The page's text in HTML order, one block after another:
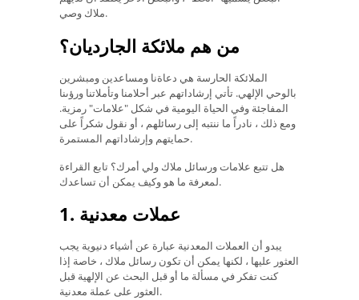
ملاك وصي.
من هم ملائكة الجارديان؟
الملائكة الحارسة هي دعاةنا ومساعدين ومبشرين
بالوحي الإلهي. تأتي إرشاداتهم عبر أحلامنا وتأملاتنا ورؤىنا
المفاجئة وفي الحياة اليومية في شكل "علامات" رمزية.
ومع ذلك ، نادراً ما ننتبه إلى رسائلهم ، أو نقول شكراً على
حمايتهم وإرشاداتهم المستمرة.
هل تتبع علامات ورسائل ملاك ولي أمرك؟ تابع القراءة
لمعرفة ما هو وكيف يمكن أن تساعدك.
1. عملات معدنية
يبدو أن العملات المعدنية عبارة عن أشياء دنيوية يجب
العثور عليها ، لكنها يمكن أن تكون رسائل ملاك ، خاصة إذا
كنت تفكر في مسألة ما أو قبل البحث عن الإلهية قبل
العثور على عملة معدنية.